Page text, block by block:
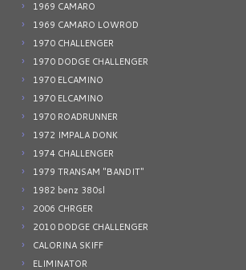
1969 CAMARO
1969 CAMARO LOWROD
1970 CHALLENGER
1970 DODGE CHALLENGER
1970 ELCAMINO
1970 ELCAMINO
1970 ROADRUNNER
1972 IMPALA DONK
1974 CHALLENGER
1979 TRANSAM "BANDIT"
1982 benz 380sl
2006 CHRGER
2010 DODGE CHALLENGER
CALORINA SKIFF
ELIMINATOR